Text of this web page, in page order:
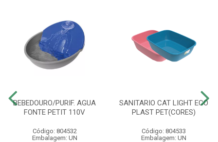
BEBEDOURO/PURIF. AGUA
FONTE PETIT 110V
Código: 804532
Embalagem: UN
SANITARIO CAT LIGHT ECO
PLAST PET(CORES)
Código: 804533
Embalagem: UN